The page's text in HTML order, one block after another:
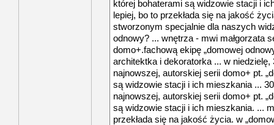
której bohaterami są widzowie stacji i
lepiej, bo to przekłada się na jakość
stworzonym specjalnie dla naszych
odnowy? ... wnętrza - mwi małgorzata
domo+.fachową ekipę „domowej
architektka i dekoratorka ... w
najnowszej, autorskiej serii domo+ pt.
są widzowie stacji i ich mieszkania ...
najnowszej, autorskiej serii domo+ pt.
są widzowie stacji i ich mieszkania. ...
przekłada się na jakość życia. w